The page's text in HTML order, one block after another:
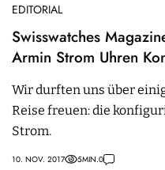
EDITORIAL
Swisswatches
Armin Strom Uhren
Wir durften uns über
Reise freuen: die
Strom.
10. NOV. 2017 5MIN.0